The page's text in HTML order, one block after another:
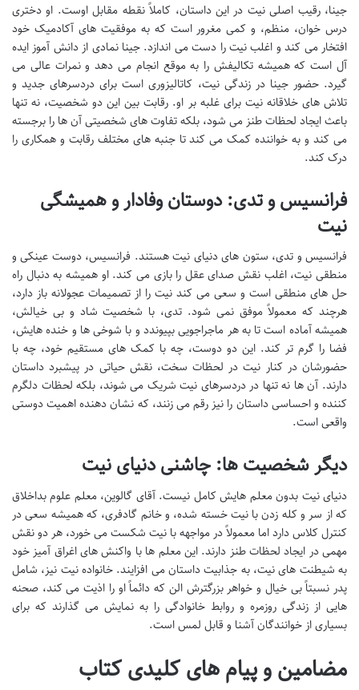
جینا، رقیب اصلی نیت در این داستان، کاملاً نقطه مقابل اوست. او دختری
درس خوان، منظم، و کمی مغرور است که به موفقیت های آکادمیک خود
افتخار می کند و اغلب نیت را دست می اندازد. جینا نمادی از دانش آموز ایده
آل است که همیشه تکالیفش را به موقع انجام می دهد و نمرات عالی می
گیرد. حضور جینا در زندگی نیت، کاتالیزوری است برای دردسرهای جدید و
تلاش های خلاقانه نیت برای غلبه بر او. رقابت بین این دو شخصیت، نه تنها
باعث ایجاد لحظات طنز می شود، بلکه تفاوت های شخصیتی آن ها را برجسته
می کند و به خواننده کمک می کند تا جنبه های مختلف رقابت و همکاری را
درک کند.
فرانسیس و تدی: دوستان وفادار و همیشگی
نیت
فرانسیس و تدی، ستون های دنیای نیت هستند. فرانسیس، دوست عینکی و
منطقی نیت، اغلب نقش صدای عقل را بازی می کند. او همیشه به دنبال راه
حل های منطقی است و سعی می کند نیت را از تصمیمات عجولانه باز دارد،
هرچند که معمولاً موفق نمی شود. تدی، با شخصیت شاد و بی خیالش،
همیشه آماده است تا به هر ماجراجویی بپیوندد و با شوخی ها و خنده هایش،
فضا را گرم تر کند. این دو دوست، چه با کمک های مستقیم خود، چه با
حضورشان در کنار نیت در لحظات سخت، نقش حیاتی در پیشبرد داستان
دارند. آن ها نه تنها در دردسرهای نیت شریک می شوند، بلکه لحظات دلگرم
کننده و احساسی داستان را نیز رقم می زنند، که نشان دهنده اهمیت دوستی
واقعی است.
دیگر شخصیت ها: چاشنی دنیای نیت
دنیای نیت بدون معلم هایش کامل نیست. آقای گالوین، معلم علوم بداخلاق
که از سر و کله زدن با نیت خسته شده، و خانم گادفری، که همیشه سعی در
کنترل کلاس دارد اما معمولاً در مواجهه با نیت شکست می خورد، هر دو نقش
مهمی در ایجاد لحظات طنز دارند. این معلم ها با واکنش های اغراق آمیز خود
به شیطنت های نیت، به جذابیت داستان می افزایند. خانواده نیت نیز، شامل
پدر نسبتاً بی خیال و خواهر بزرگترش الن که دائماً او را اذیت می کند، صحنه
هایی از زندگی روزمره و روابط خانوادگی را به نمایش می گذارند که برای
بسیاری از خوانندگان آشنا و قابل لمس است.
مضامین و پیام های کلیدی کتاب